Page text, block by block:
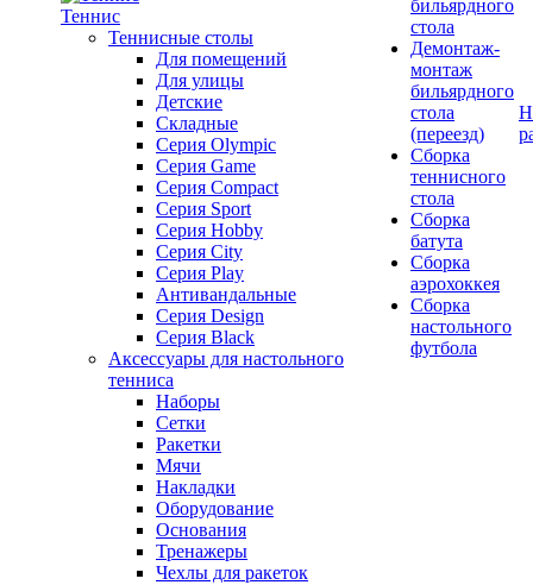
Теннис
Теннисные столы
Для помещений
Для улицы
Детские
Складные
Серия Olympic
Серия Game
Серия Compact
Серия Sport
Серия Hobby
Серия City
Серия Play
Антивандальные
Серия Design
Серия Black
Аксессуары для настольного
тенниса
Наборы
Сетки
Ракетки
Мячи
Накладки
Оборудование
Основания
Тренажеры
Чехлы для ракеток
бильярдного
стола
Демонтаж-
монтаж
бильярдного
стола
(переезд)
Сборка
теннисного
стола
Сборка
батута
Сборка
аэрохоккея
Сборка
настольного
футбола